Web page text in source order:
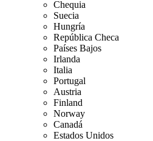
Chequia
Suecia
Hungría
República Checa
Países Bajos
Irlanda
Italia
Portugal
Austria
Finland
Norway
Canadá
Estados Unidos